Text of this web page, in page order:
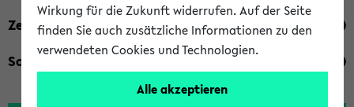
Zeiten
Sonstiges
Wirkung für die Zukunft widerrufen. Auf der Seite
finden Sie auch zusätzliche Informationen zu den
verwendeten Cookies und Technologien.
Alle akzeptieren